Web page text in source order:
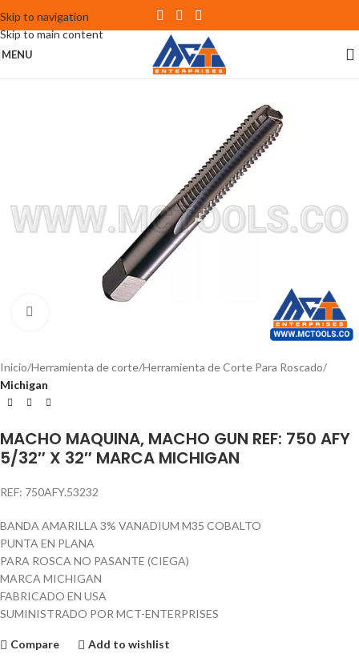
Skip to navigation
Skip to main content
MENU
Inicio Herramienta de corte Herramienta de Corte Para Roscado
Michigan
MACHO MAQUINA, MACHO GUN REF: 750 AFY
5/32″ X 32″ MARCA MICHIGAN
REF: 750AFY.53232
BANDA AMARILLA 3% VANADIUM M35 COBALTO
PUNTA EN PLANA
PARA ROSCA NO PASANTE (CIEGA)
MARCA MICHIGAN
FABRICADO EN USA
SUMINISTRADO POR MCT-ENTERPRISES
Compare Add to wishlist